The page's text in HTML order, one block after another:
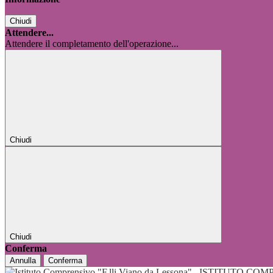
Chiudi
Attendere...
Attendere il completamento dell'operazione...
Chiudi
Chiudi
Conferma
Annulla Conferma